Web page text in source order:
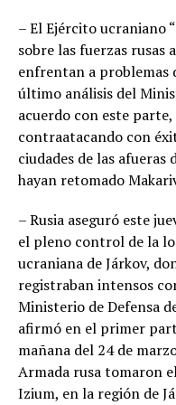
– El Ejército ucraniano
sobre las fuerzas rusas
enfrentan a problemas
último análisis del
acuerdo con este
contraatacando con
ciudades de las
hayan retomado
– Rusia aseguró este
el pleno control de la
ucraniana de Járkov,
registraban intensos
Ministerio de Defensa
afirmó en el primer
mañana del 24 de
Armada rusa tomaron
Izium, en la región de